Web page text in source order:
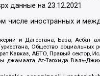
данные на23.12.2021
иностранных и
и Дагестана, База, Асбат
Общество
Кавказ, АБТО, Правый
Ат-Тавхида Валь-